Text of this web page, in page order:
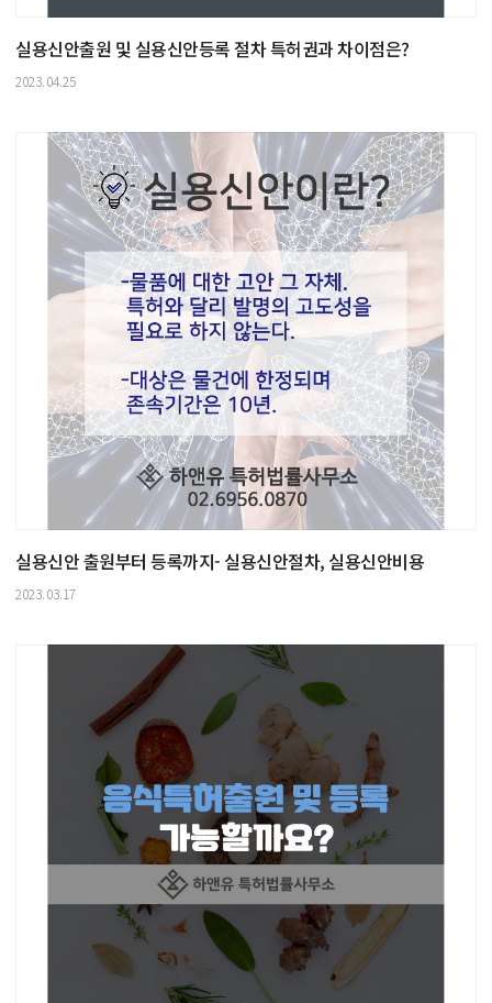
실용신안출원 및 실용신안등록 절차 특허권과 차이점은?
2023.04.25
실용신안 출원부터 등록까지- 실용신안절차, 실용신안비용
2023.03.17